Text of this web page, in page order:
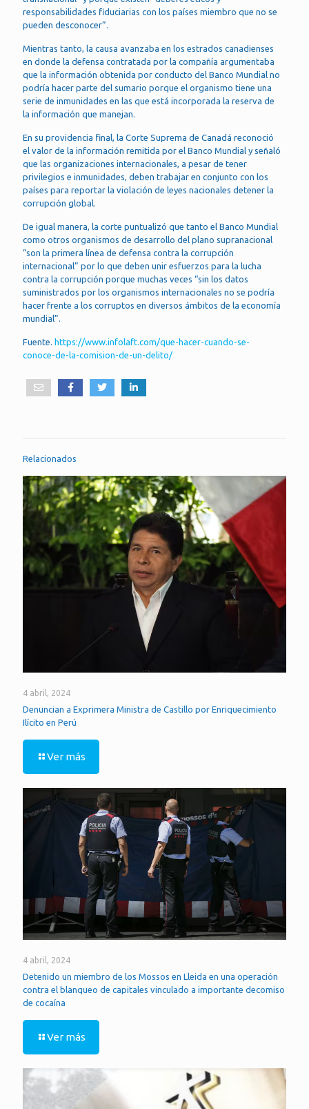
responsabilidades fiduciarias con los países miembro que no se
pueden desconocer”.
Mientras tanto, la causa avanzaba en los estrados canadienses
en donde la defensa contratada por la compañía argumentaba
que la información obtenida por conducto del Banco Mundial no
podría hacer parte del sumario porque el organismo tiene una
serie de inmunidades en las que está incorporada la reserva de
la información que manejan.
En su providencia final, la Corte Suprema de Canadá reconoció
el valor de la información remitida por el Banco Mundial y señaló
que las organizaciones internacionales, a pesar de tener
privilegios e inmunidades, deben trabajar en conjunto con los
países para reportar la violación de leyes nacionales detener la
corrupción global.
De igual manera, la corte puntualizó que tanto el Banco Mundial
como otros organismos de desarrollo del plano supranacional
“son la primera línea de defensa contra la corrupción
internacional” por lo que deben unir esfuerzos para la lucha
contra la corrupción porque muchas veces “sin los datos
suministrados por los organismos internacionales no se podría
hacer frente a los corruptos en diversos ámbitos de la economía
mundial”.
Fuente. https://www.infolaft.com/que-hacer-cuando-se-
conoce-de-la-comision-de-un-delito/
Relacionados
4 abril, 2024
Denuncian a Exprimera Ministra de Castillo por Enriquecimiento
Ilícito en Perú
Ver más
4 abril, 2024
Detenido un miembro de los Mossos en Lleida en una operación
contra el blanqueo de capitales vinculado a importante decomiso
de cocaína
Ver más